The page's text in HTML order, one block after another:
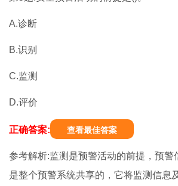
A.诊断
B.识别
C.监测
D.评价
正确答案: 查看最佳答案
参考解析:监测是预警活动的前提，预警
是整个预警系统共享的，它将监测信息